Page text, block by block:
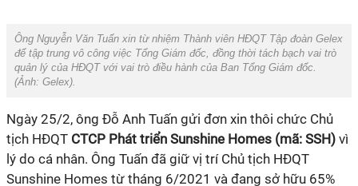
Ông Nguyễn Văn Tuấn xin từ nhiệm Thành viên HĐQT Tập đoàn Gelex
để tập trung vô công việc Tổng Giám đốc, đồng thời tách bạch vai trò
quản lý của HĐQT với vai trò điều hành của Ban Tổng Giám đốc.
(Ảnh: Gelex).
Ngày 25/2, ông Đỗ Anh Tuấn gửi đơn xin thôi chức Chủ
tịch HĐQT CTCP Phát triển Sunshine Homes (mã: SSH) vì
lý do cá nhân. Ông Tuấn đã giữ vị trí Chủ tịch HĐQT
Sunshine Homes từ tháng 6/2021 và đang sở hữu 65%